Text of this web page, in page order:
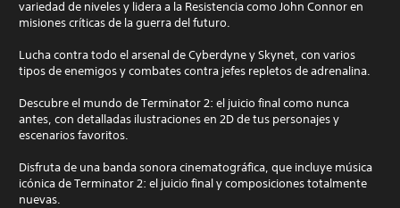
variedad de niveles y lidera a la Resistencia como John Connor en
misiones críticas de la guerra del futuro.
Lucha contra todo el arsenal de Cyberdyne y Skynet, con varios
tipos de enemigos y combates contra jefes repletos de adrenalina.
Descubre el mundo de Terminator 2: el juicio final como nunca
antes, con detalladas ilustraciones en 2D de tus personajes y
escenarios favoritos.
Disfruta de una banda sonora cinematográfica, que incluye música
icónica de Terminator 2: el juicio final y composiciones totalmente
nuevas.